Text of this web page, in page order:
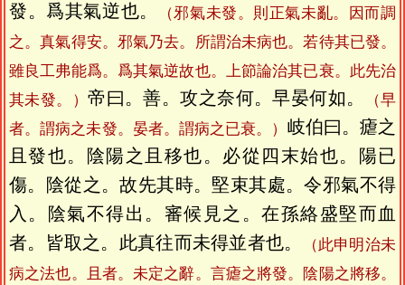
發。爲其氣逆也。
（邪氣未發。則正氣未亂。因而調
之。真氣得安。邪氣乃去。所謂治未病也。若待其已發。
雖良工弗能爲。爲其氣逆故也。上節論治其已衰。此先治
其未發。）帝曰。善。攻之奈何。早晏何如。
（早
者。謂病之未發。晏者。謂病之已衰。） 岐伯曰。瘧之
且發也。陰陽之且移也。必從四末始也。陽已
傷。陰從之。故先其時。堅束其處。令邪氣不得
入。陰氣不得出。審候見之。在孫絡盛堅而血
者。皆取之。此真往而未得並者也。
（此申明治未
病之法也。且者。未定之辭。言瘧之將發。陰陽之將移。